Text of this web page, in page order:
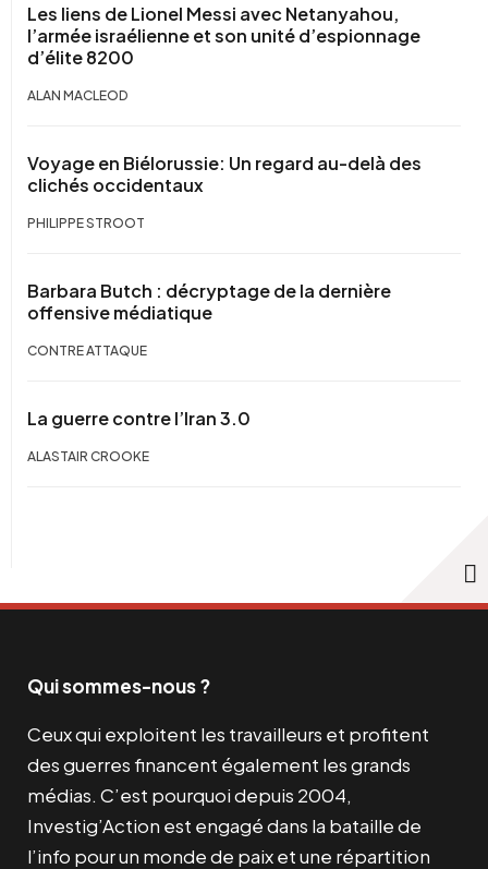
Les liens de Lionel Messi avec Netanyahou,
l’armée israélienne et son unité d’espionnage
d’élite 8200
ALAN MACLEOD
Voyage en Biélorussie: Un regard au-delà des
clichés occidentaux
PHILIPPE STROOT
Barbara Butch : décryptage de la dernière
offensive médiatique
CONTRE ATTAQUE
La guerre contre l’Iran 3.0
ALASTAIR CROOKE
Qui sommes-nous ?
Ceux qui exploitent les travailleurs et profitent
des guerres financent également les grands
médias. C’est pourquoi depuis 2004,
Investig’Action est engagé dans la bataille de
l’info pour un monde de paix et une répartition